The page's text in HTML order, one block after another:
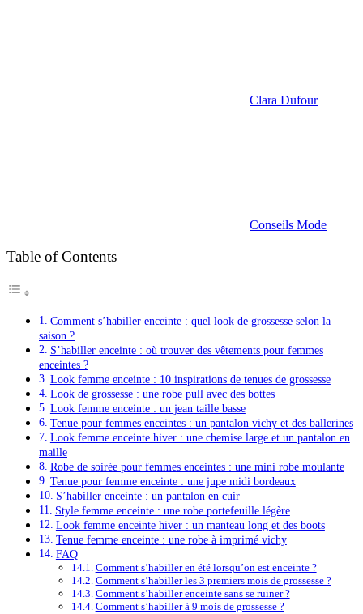
Clara Dufour
Conseils Mode
Table of Contents
Comment s’habiller enceinte : quel look de grossesse selon la
saison ?
S’habiller enceinte : où trouver des vêtements pour femmes
enceintes ?
Look femme enceinte : 10 inspirations de tenues de grossesse
Look de grossesse : une robe pull avec des bottes
Look femme enceinte : un jean taille basse
Tenue pour femmes enceintes : un pantalon vichy et des ballerines
Look femme enceinte hiver : une chemise large et un pantalon en
maille
Robe de soirée pour femmes enceintes : une mini robe moulante
Tenue pour femme enceinte : une jupe midi bordeaux
S’habiller enceinte : un pantalon en cuir
Style femme enceinte : une robe portefeuille légère
Look femme enceinte hiver : un manteau long et des boots
Tenue femme enceinte : une robe à imprimé vichy
FAQ
Comment s’habiller en été lorsqu’on est enceinte ?
Comment s’habiller les 3 premiers mois de grossesse ?
Comment s’habiller enceinte sans se ruiner ?
Comment s’habiller à 9 mois de grossesse ?